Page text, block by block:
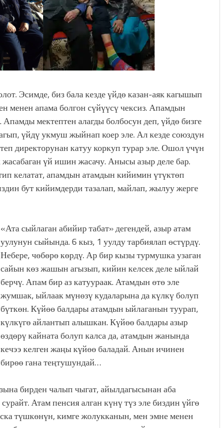
Эсимде, биз бала кезде үйдө казан-аяк кагышып
менен апама болгон сүйүүсү чексиз. Апамдын
мектептен алагды болбосун деп, үйдө бизге
үйдү укмуш жыйнап коер эле. Ал кезде союздун
директорунан катуу коркуп турар эле. Ошол үчүн
үй ишин жасачу. Анысы азыр деле бар.
келатат, апамдын атамдын кийимин үтүктөп
бут кийимдерди тазалап, майлап, жылуу жерге
«Ата сыйлаган абийир табат» дегендей, азыр атам
уулунун сыйында. 6 кыз, 1 уулду тарбиялап өстүрдү.
Небере, чөбөрө көрдү. Ар бир кызы турмушка узаган
сайын көз жашын агызып, кийин келсек деле ыйлай
берчү. Апам бир аз катуураак. Атамдын өтө эле
жумшак, ыйлаак мүнөзү кудаларына да күлкү болуп
бүткөн. Күйөө балдары атамдын ыйлаганын туурап,
күлкүгө айлантып алышкан. Күйөө балдары азыр
өздөрү кайната болуп калса да, атамдын жанында
кечээ келген жаңы күйөө баладай. Анын ичинен
бирөө гана теңтушундай…
бирден чалып чыгат, айылдагысынан аба
Атам пенсия алган күнү түз эле биздин үйгө
түшкөнүн, кимге жолукканын, мен эмне менен